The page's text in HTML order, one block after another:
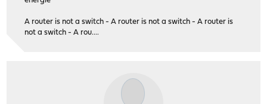
A router is not a switch - A router is not a switch - A router is
not a switch - A rou....